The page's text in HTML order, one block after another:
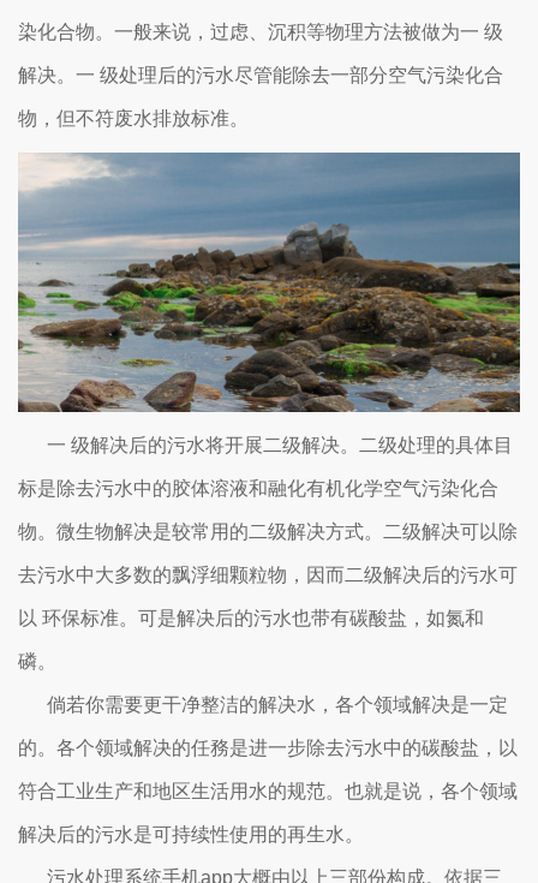
染化合物。一般来说，过虑、沉积等物理方法被做为一 级
解决。一 级处理后的污水尽管能除去一部分空气污染化合
物，但不符废水排放标准。
一 级解决后的污水将开展二级解决。二级处理的具体目
标是除去污水中的胶体溶液和融化有机化学空气污染化合
物。微生物解决是较常用的二级解决方式。二级解决可以除
去污水中大多数的飘浮细颗粒物，因而二级解决后的污水可
以 环保标准。可是解决后的污水也带有碳酸盐，如氮和
磷。
倘若你需要更干净整洁的解决水，各个领域解决是一定
的。各个领域解决的任務是进一步除去污水中的碳酸盐，以
符合工业生产和地区生活用水的规范。也就是说，各个领域
解决后的污水是可持续性使用的再生水。
污水处理系统手机app大概由以上三部份构成。依据三